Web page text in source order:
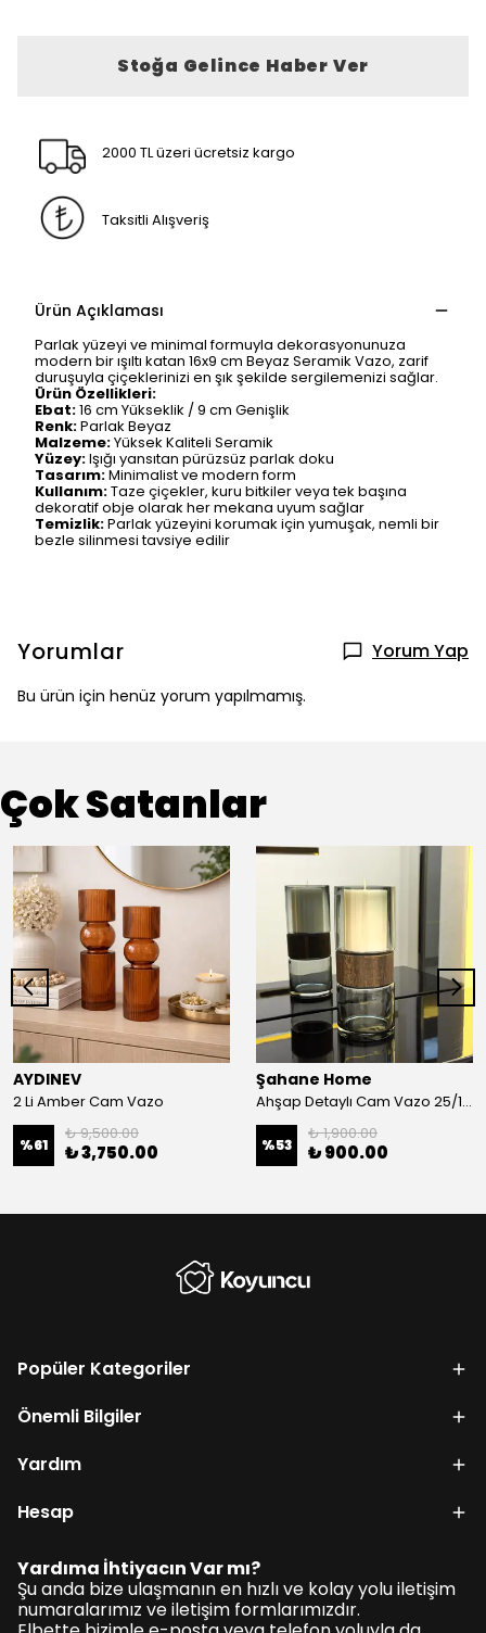
Stoğa Gelince Haber Ver
2000 TL üzeri ücretsiz kargo
Taksitli Alışveriş
Ürün Açıklaması
Parlak yüzeyi ve minimal formuyla dekorasyonunuza
modern bir ışıltı katan 16x9 cm Beyaz Seramik Vazo, zarif
duruşuyla çiçeklerinizi en şık şekilde sergilemenizi sağlar.
Ürün Özellikleri:
Ebat:16 cm Yükseklik / 9 cm Genişlik
Renk:Parlak Beyaz
Malzeme:Yüksek Kaliteli Seramik
Yüzey:Işığı yansıtan pürüzsüz parlak doku
Tasarım:Minimalist ve modern form
Kullanım:Taze çiçekler, kuru bitkiler veya tek başına
dekoratif obje olarak her mekana uyum sağlar
Temizlik:Parlak yüzeyini korumak için yumuşak, nemli bir
bezle silinmesi tavsiye edilir
Yorumlar Yorum Yap
Bu ürün için henüz yorum yapılmamış.
Çok Satanlar
AYDINEV
2 Li Amber Cam Vazo
%61
₺ 9,500.00
₺ 3,750.00
Şahane Home
Ahşap Detaylı Cam Vazo 25/10 CM
%53
₺ 1,900.00
₺ 900.00
Popüler Kategoriler
Önemli Bilgiler
Yardım
Hesap
Yardıma İhtiyacın Var mı?
Şu anda bize ulaşmanın en hızlı ve kolay yolu iletişim
numaralarımız ve iletişim formlarımızdır.